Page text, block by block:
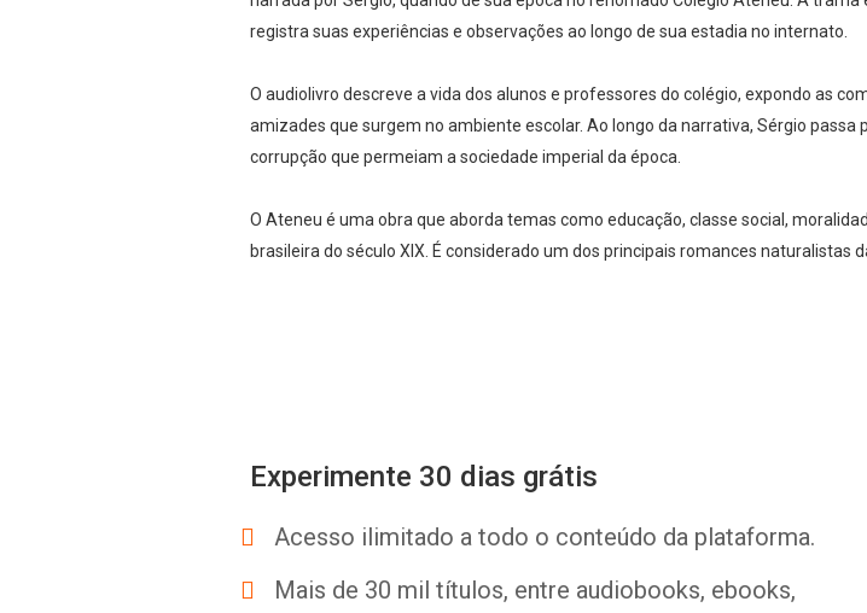
registra suas experiências e observações ao longo de sua estadia no internato.
O audiolivro descreve a vida dos alunos e professores do colégio, expondo as
amizades que surgem no ambiente escolar. Ao longo da narrativa, Sérgio
corrupção que permeiam a sociedade imperial da época.
O Ateneu é uma obra que aborda temas como educação, classe social,
brasileira do século XIX. É considerado um dos principais romances naturalistas
Experimente 30 dias grátis
Acesso ilimitado a todo o conteúdo da plataforma.
Mais de 30 mil títulos, entre audiobooks, ebooks,